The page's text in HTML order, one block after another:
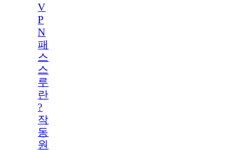
V
P
N
패
스
스
루
란
?
작
동
원